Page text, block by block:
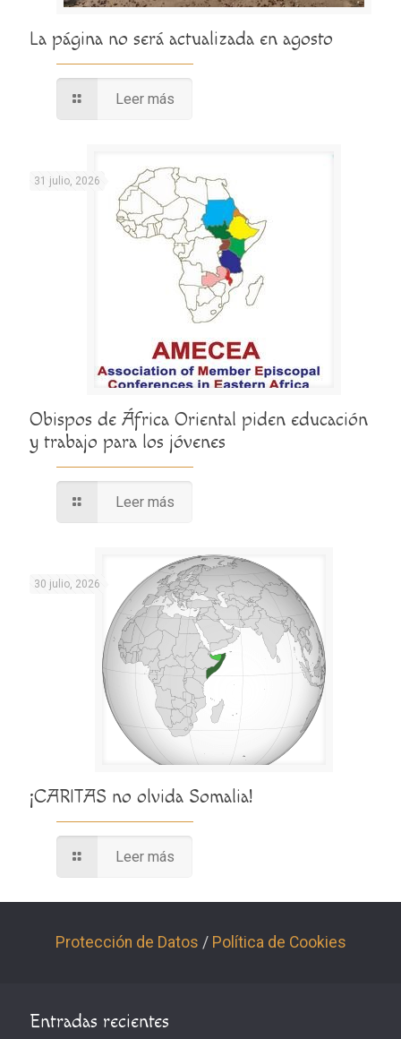
La página no será actualizada en agosto
Leer más
31 julio, 2026
Obispos de África Oriental piden educación
y trabajo para los jóvenes
Leer más
30 julio, 2026
¡CARITAS no olvida Somalia!
Leer más
Protección de Datos / Política de Cookies
Entradas recientes